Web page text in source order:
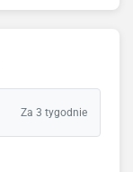
Za 3 tygodnie